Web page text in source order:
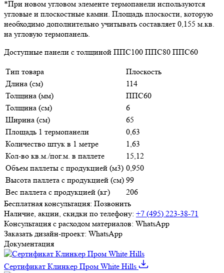
*При новом угловом элементе термопанели используются
угловые и плоскостные камни. Площадь плоскости, которую
необходимо дополнительно учитывать составляет 0,155 м.кв.
на угловую термопанель.
Доступные панели с толщиной ППС100 ППС80 ППС60
Тип товара
Плоскость
Длина (см)
114
Толщина (мм)
ППС60
Толщина (см)
6
Ширина (см)
65
Площадь 1 термопанели
0,63
Количество штук в 1 метре
1,63
Кол-во кв.м./пог.м. в паллете
15,12
Объем паллеты с продукцией (м3) 0,950
Высота паллета с продукцией (см) 99
Вес паллета с продукцией (кг)
206
Бесплатная консультация: Позвонить
Наличие, акции, скидки по телефону: +7 (495) 223-38-71
Консультация с расходом материалов: WhatsApp
Заказать дизайн-проект: WhatsApp
Документация
Сертификат Клинкер Пром White Hills